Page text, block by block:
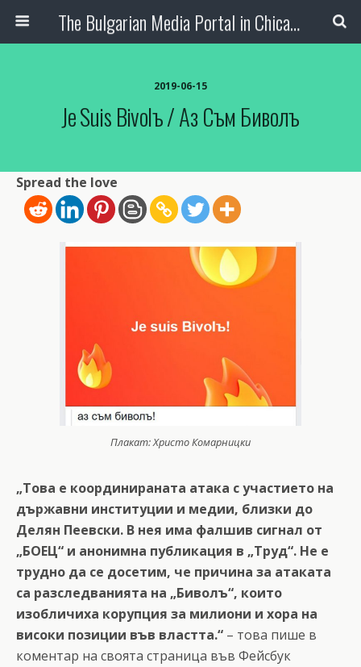
The Bulgarian Media Portal in Chicago
2019-06-15
Je Suis Bivolъ / Аз Съм Биволъ
Spread the love
Плакат: Христо Комарницки
„Това е координираната атака с участието на
държавни институции и медии, близки до
Делян Пеевски. В нея има фалшив сигнал от
„БОЕЦ“ и анонимна публикация в „Труд“. Не е
трудно да се досетим, че причина за атаката
са разследванията на „Биволъ“, които
изобличиха корупция за милиони и хора на
високи позиции във властта.“ – това пише в
коментар на своята страница във Фейсбук